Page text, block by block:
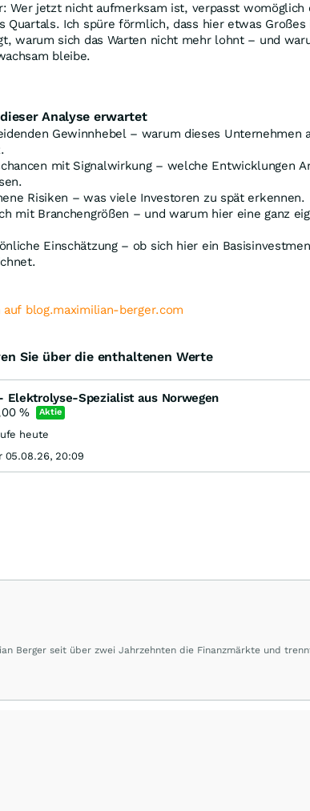
Wer jetzt nicht aufmerksam ist, verpasst womöglich
Quartals. Ich spüre förmlich, dass hier etwas
warum sich das Warten nicht mehr lohnt – und
bleibe.
Analyse erwartet
Gewinnhebel – warum dieses Unternehmen
mit Signalwirkung – welche Entwicklungen
Risiken – was viele Investoren zu spät erkennen.
mit Branchengrößen – und warum hier eine ganz
Einschätzung – ob sich hier ein
auf blog.maximilian-berger.com
Sie über die enthaltenen Werte
Elektrolyse-Spezialist aus Norwegen
% Aktie
heute
05.08.26, 20:09
Berger seit über zwei Jahrzehnten die Finanzmärkte und